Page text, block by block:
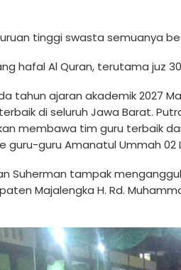
tinggi swasta semuanya
hafal Al Quran, terutama juz
tahun ajaran akademik 2027
di seluruh Jawa Barat.
membawa tim guru terbaik
guru-guru Amanatul Ummah 02
Suherman tampak
Majalengka H. Rd.